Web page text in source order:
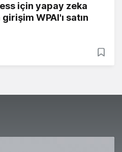
için yapay zeka
WPAI'ı satın